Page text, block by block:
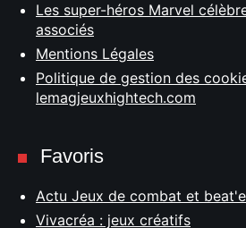
Les super-héros Marvel
associés
Mentions Légales
Politique de gestion des
lemagjeuxhightech.com
Favoris
Actu Jeux de combat et
Vivacréa : jeux créatifs